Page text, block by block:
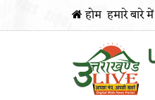
होम हमारे बारे में